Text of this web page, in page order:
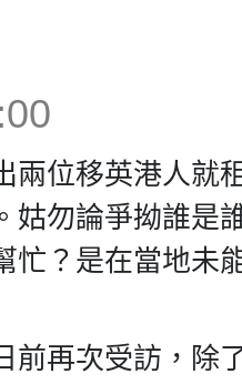
兩位移英港人就
姑勿論爭拗誰是
忙？是在當地未
前再次受訪，除